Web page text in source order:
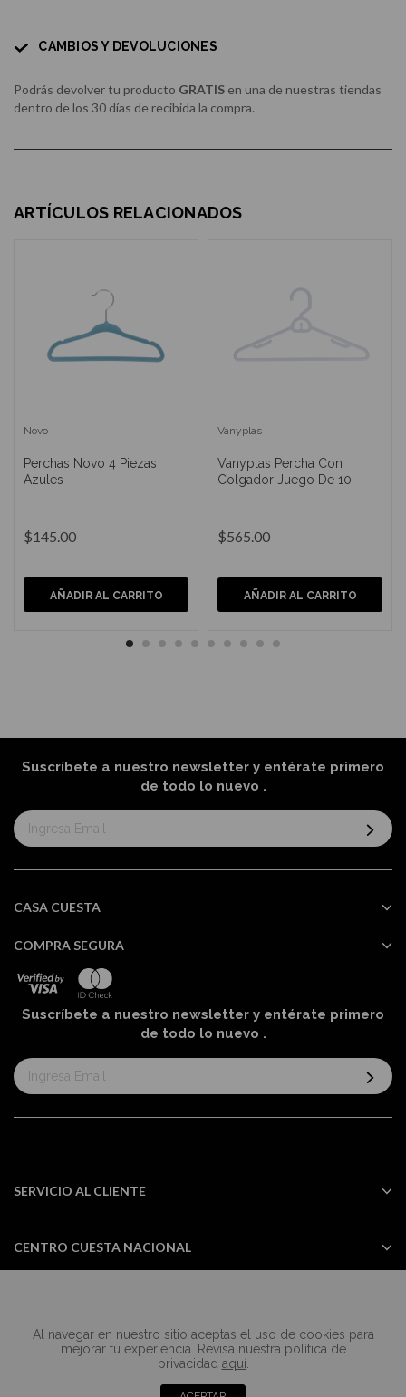
Al navegar en nuestro sitio aceptas el uso de cookies para
mejorar tu experiencia. Revisa nuestra política de
privacidad aquí.
CAMBIOS Y DEVOLUCIONES
Podrás devolver tu producto GRATIS en una de nuestras tiendas
dentro de los 30 días de recibida la compra.
ARTÍCULOS RELACIONADOS
Novo
Perchas Novo 4 Piezas
Azules
$145.00
AÑADIR AL CARRITO
Vanyplas
Vanyplas Percha Con
Colgador Juego De 10
$565.00
AÑADIR AL CARRITO
Suscríbete a nuestro newsletter y entérate primero
de todo lo nuevo .
Suscríbase
al
informativo:
CASA CUESTA
COMPRA SEGURA
Suscríbete a nuestro newsletter y entérate primero
de todo lo nuevo .
Suscríbase
al
informativo:
SERVICIO AL CLIENTE
CENTRO CUESTA NACIONAL
Todos los derechos reservados Casa
Cuesta ©2024